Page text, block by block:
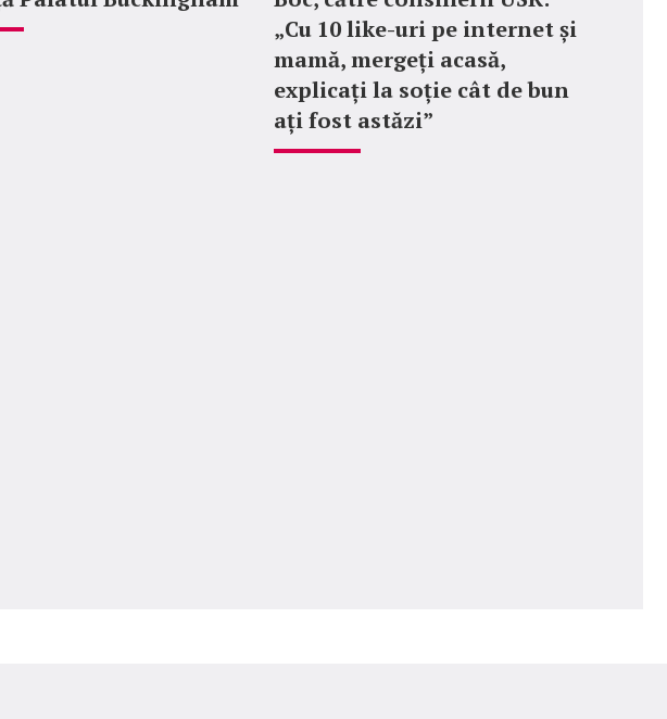
„Cu 10 like-uri pe internet și
mamă, mergeți acasă,
explicați la soție cât de bun
ați fost astăzi”